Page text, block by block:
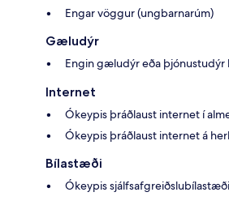
Engar vöggur (ungbarnarúm)
Gæludýr
Engin gæludýr eða þjónustudýr
Internet
Ókeypis þráðlaust internet í
Ókeypis þráðlaust internet á
Bílastæði
Ókeypis